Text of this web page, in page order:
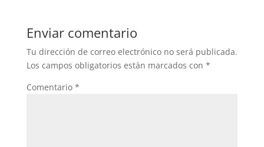
Enviar comentario
Tu dirección de correo electrónico no será publicada.
Los campos obligatorios están marcados con *
Comentario *